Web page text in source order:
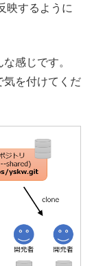
映するように
感じです。
気を付けてくだ